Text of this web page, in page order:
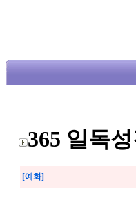
365 일독
[예화]